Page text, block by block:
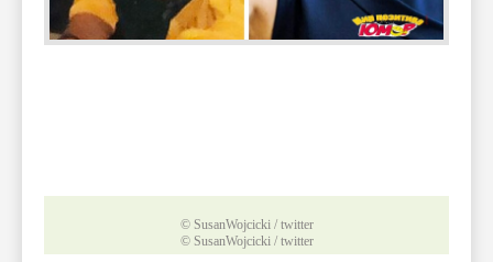
© SusanWojcicki / twitter
© SusanWojcicki / twitter